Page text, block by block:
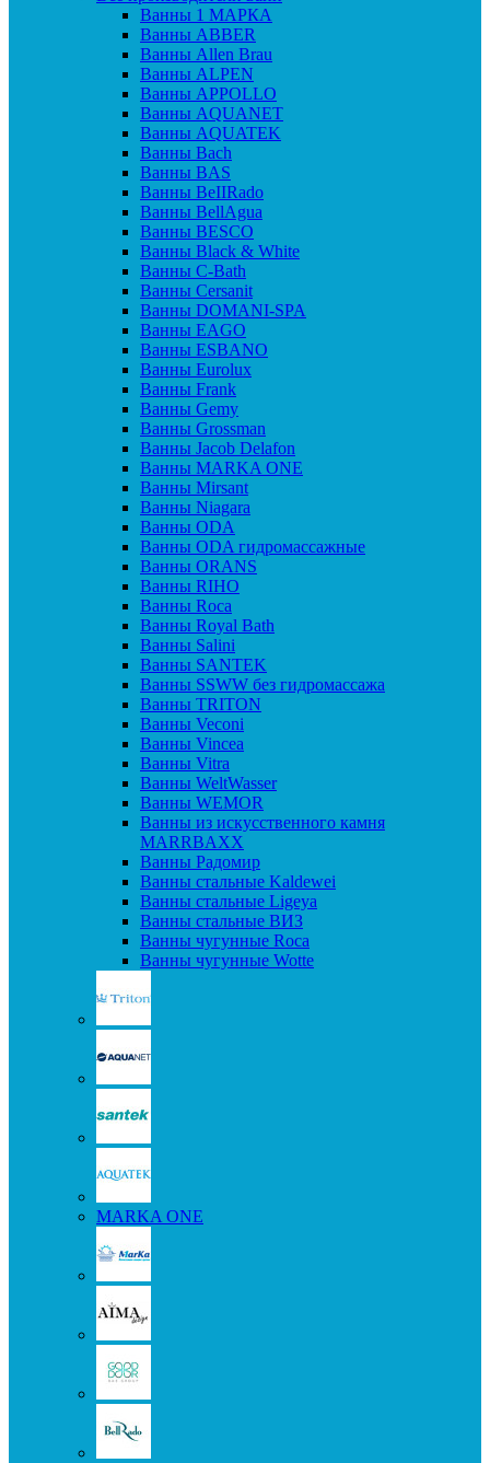
Ванны 1 МАРКА
Ванны ABBER
Ванны Allen Brau
Ванны ALPEN
Ванны APPOLLO
Ванны AQUANET
Ванны AQUATEK
Ванны Bach
Ванны BAS
Ванны BeIIRado
Ванны BellAgua
Ванны BESCO
Ванны Black & White
Ванны C-Bath
Ванны Cersanit
Ванны DOMANI-SPA
Ванны EAGO
Ванны ESBANO
Ванны Eurolux
Ванны Frank
Ванны Gemy
Ванны Grossman
Ванны Jacob Delafon
Ванны MARKA ONE
Ванны Mirsant
Ванны Niagara
Ванны ODA
Ванны ODA гидромассажные
Ванны ORANS
Ванны RIHO
Ванны Roca
Ванны Royal Bath
Ванны Salini
Ванны SANTEK
Ванны SSWW без гидромассажа
Ванны TRITON
Ванны Veconi
Ванны Vincea
Ванны Vitra
Ванны WeltWasser
Ванны WEMOR
Ванны из искусственного камня
MARRBAXX
Ванны Радомир
Ванны стальные Kaldewei
Ванны стальные Ligeya
Ванны стальные ВИЗ
Ванны чугунные Roca
Ванны чугунные Wotte
MARKA ONE